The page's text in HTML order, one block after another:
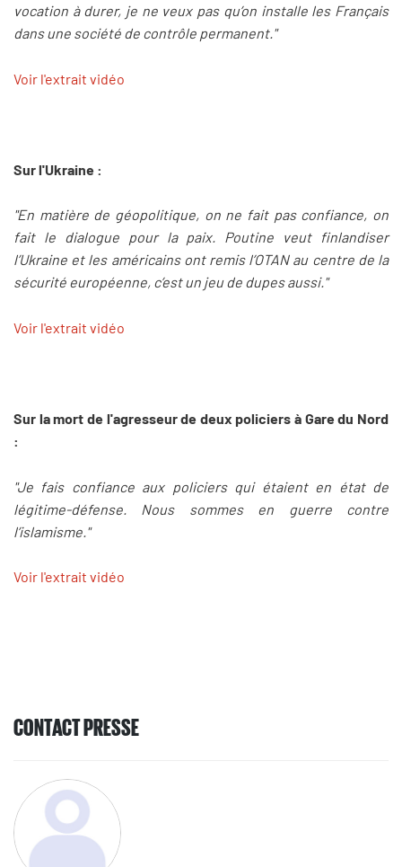
vocation à durer, je ne veux pas qu’on installe les Français
dans une société de contrôle permanent."
Voir l'extrait vidéo
Sur l'Ukraine :
"En matière de géopolitique, on ne fait pas confiance, on
fait le dialogue pour la paix. Poutine veut finlandiser
l’Ukraine et les américains ont remis l’OTAN au centre de la
sécurité européenne, c’est un jeu de dupes aussi."
Voir l'extrait vidéo
Sur la mort de l'agresseur de deux policiers à Gare du Nord
:
"Je fais confiance aux policiers qui étaient en état de
légitime-défense. Nous sommes en guerre contre
l’islamisme."
Voir l'extrait vidéo
CONTACT PRESSE